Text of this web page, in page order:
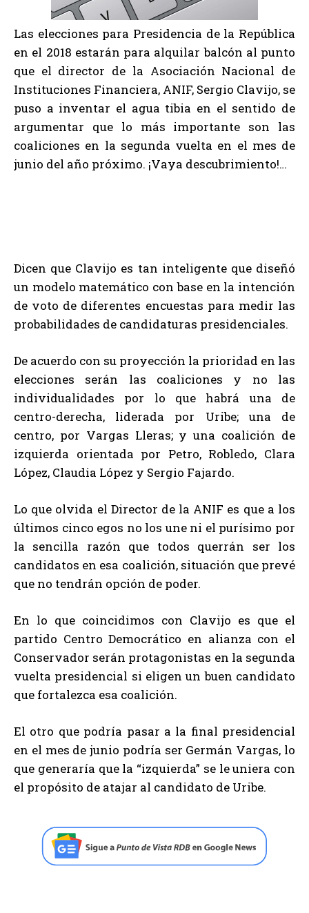
Las elecciones para Presidencia de la República
en el 2018 estarán para alquilar balcón al punto
que el director de la Asociación Nacional de
Instituciones Financiera, ANIF, Sergio Clavijo, se
puso a inventar el agua tibia en el sentido de
argumentar que lo más importante son las
coaliciones en la segunda vuelta en el mes de
junio del año próximo. ¡Vaya descubrimiento!…
Dicen que Clavijo es tan inteligente que diseñó
un modelo matemático con base en la intención
de voto de diferentes encuestas para medir las
probabilidades de candidaturas presidenciales.
De acuerdo con su proyección la prioridad en las
elecciones serán las coaliciones y no las
individualidades por lo que habrá una de
centro-derecha, liderada por Uribe; una de
centro, por Vargas Lleras; y una coalición de
izquierda orientada por Petro, Robledo, Clara
López, Claudia López y Sergio Fajardo.
Lo que olvida el Director de la ANIF es que a los
últimos cinco egos no los une ni el purísimo por
la sencilla razón que todos querrán ser los
candidatos en esa coalición, situación que prevé
que no tendrán opción de poder.
En lo que coincidimos con Clavijo es que el
partido Centro Democrático en alianza con el
Conservador serán protagonistas en la segunda
vuelta presidencial si eligen un buen candidato
que fortalezca esa coalición.
El otro que podría pasar a la final presidencial
en el mes de junio podría ser Germán Vargas, lo
que generaría que la “izquierda” se le uniera con
el propósito de atajar al candidato de Uribe.